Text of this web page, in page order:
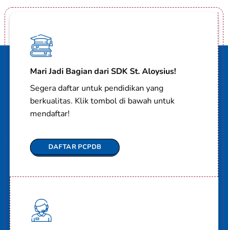
Mari Jadi Bagian dari SDK St. Aloysius!
Segera daftar untuk pendidikan yang
berkualitas. Klik tombol di bawah untuk
mendaftar!
DAFTAR PCPDB